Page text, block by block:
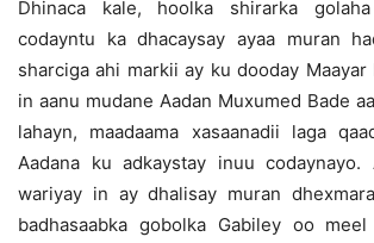
Dhinaca kale, hoolka shirarka
codayntu ka dhacaysay ayaa muran
sharciga ahi markii ay ku dooday Maayar
in aanu mudane Aadan Muxumed Bade
lahayn, maadaama xasaanadii laga
Aadana ku adkaystay inuu
wariyay in ay dhalisay muran
badhasaabka gobolka Gabiley oo meel